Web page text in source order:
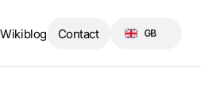
Wikiblog Contact GB